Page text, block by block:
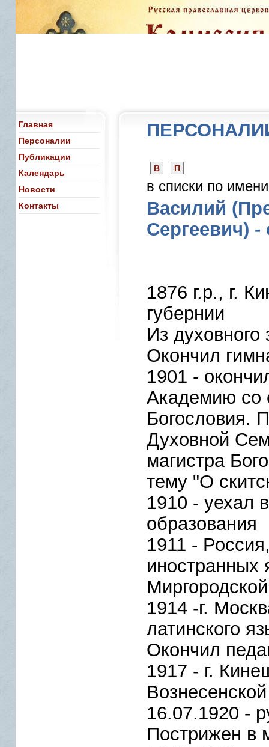
Главная
Персоналии
Публикации
Календарь
Новости
Контакты
В П
в списки по
Василий
Сергеевич)
1876 г.р., г.
губернии
Из духовного
Окончил
1901 -
Академию со
Богословия.
Духовной
магистра
тему "О
1910 - уехал
образования
1911 -
иностранных
1914 -г.
латинского
Окончил
1917 - г.
16.07.1920 -
Пострижен в